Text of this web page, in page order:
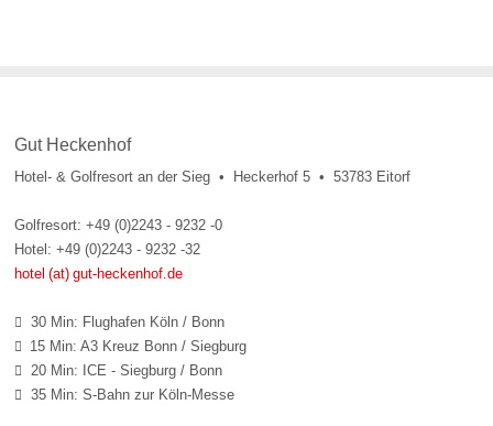
Gut Heckenhof
Hotel- & Golfresort an der Sieg • Heckerhof 5 • 53783 Eitorf
Golfresort: +49 (0)2243 - 9232 -0
Hotel: +49 (0)2243 - 9232 -32
hotel (at) gut-heckenhof.de
 30 Min: Flughafen Köln / Bonn
 15 Min: A3 Kreuz Bonn / Siegburg
 20 Min: ICE - Siegburg / Bonn
 35 Min: S-Bahn zur Köln-Messe